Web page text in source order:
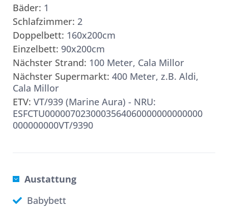
Schlafzimmer: 2
Bäder: 1
Doppelbett: 160x200cm
Einzelbett: 90x200cm
Nächster Strand: 100 Meter, Cala Millor
Nächster Supermarkt: 400 Meter, z.B. Aldi,
Cala Millor
ETV: VT/939 (Marine Aura) - NRU:
ESFCTU0000070230003564060000000000000
000000000VT/9390
Austattung
Babybett